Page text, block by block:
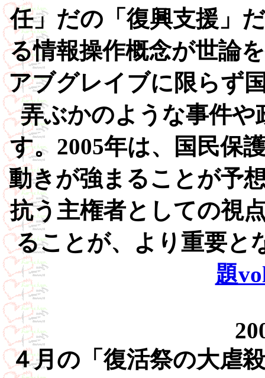
任」だの「復興支援」
る情報操作概念が世論
アブグレイブに限らず
弄ぶかのような事件
す。2005年は、国民保
動きが強まることが予
抗う主権者としての視
ることが、より重要と
題
４月の「復活祭の大虐